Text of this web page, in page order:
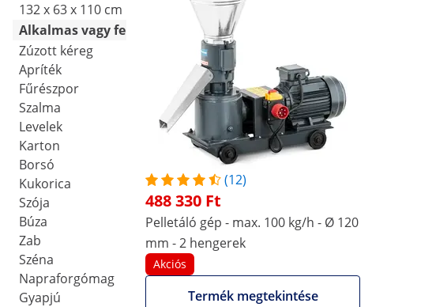
132 x 63 x 110 cm
Alkalmas vagy feldolgozható anyagok
Zúzott kéreg
Apríték
Fűrészpor
Szalma
Levelek
Karton
Borsó
Kukorica
Szója
Búza
Zab
Széna
Napraforgómag
Gyapjú
(12)
488 330 Ft
Pelletáló gép - max. 100 kg/h - Ø 120
mm - 2 hengerek
Akciós
Termék megtekintése